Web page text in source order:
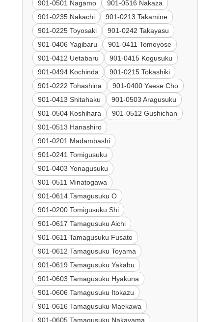
901-0501 Nagamo
901-0516 Nakaza
901-0235 Nakachi
901-0213 Takamine
901-0225 Toyosaki
901-0242 Takayasu
901-0406 Yagibaru
901-0411 Tomoyose
901-0412 Uetabaru
901-0415 Kogusuku
901-0494 Kochinda
901-0215 Tokashiki
901-0222 Tohashina
901-0400 Yaese Cho
901-0413 Shitahaku
901-0503 Aragusuku
901-0504 Koshihara
901-0512 Gushichan
901-0513 Hanashiro
901-0201 Madambashi
901-0241 Tomigusuku
901-0403 Yonagusuku
901-0511 Minatogawa
901-0614 Tamagusuku O
901-0200 Tomigusuku Shi
901-0617 Tamagusuku Aichi
901-0611 Tamagusuku Fusato
901-0612 Tamagusuku Toyama
901-0619 Tamagusuku Yakabu
901-0603 Tamagusuku Hyakuna
901-0606 Tamagusuku Itokazu
901-0616 Tamagusuku Maekawa
901-0605 Tamagusuku Nakayama